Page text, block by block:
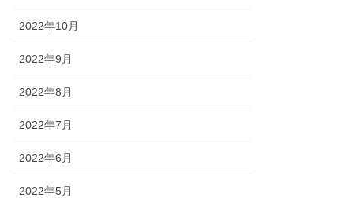
2022年10月
2022年9月
2022年8月
2022年7月
2022年6月
2022年5月